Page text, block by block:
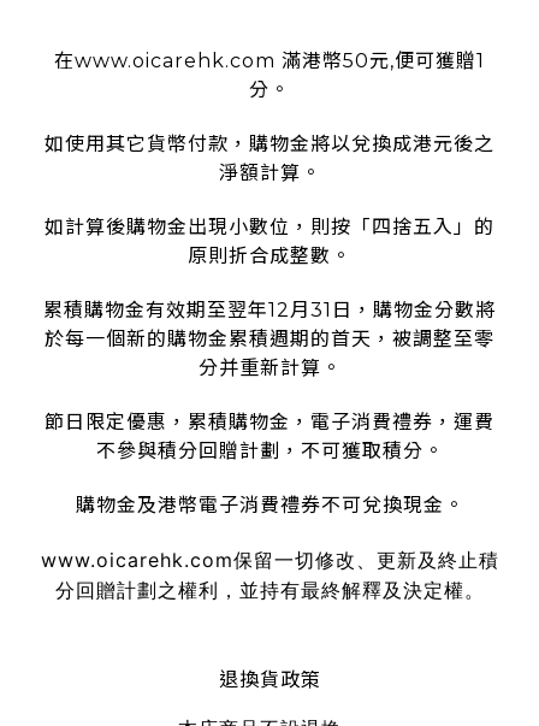
在www.oicarehk.com 滿港幣50元,便可獲贈1
分。
如使用其它貨幣付款，購物金將以兌換成港元後之
淨額計算。
如計算後購物金出現小數位，則按「四捨五入」的
原則折合成整數。
累積購物金有效期至翌年12月31日，購物金分數將
於每一個新的購物金累積週期的首天，被調整至零
分并重新計算。
節日限定優惠，累積購物金，電子消費禮券，運費
不參與積分回贈計劃，不可獲取積分。
購物金及港幣電子消費禮券不可兌換現金。
www.oicarehk.com保留一切修改、更新及終止積
分回贈計劃之權利，並持有最終解釋及決定權。
退換貨政策